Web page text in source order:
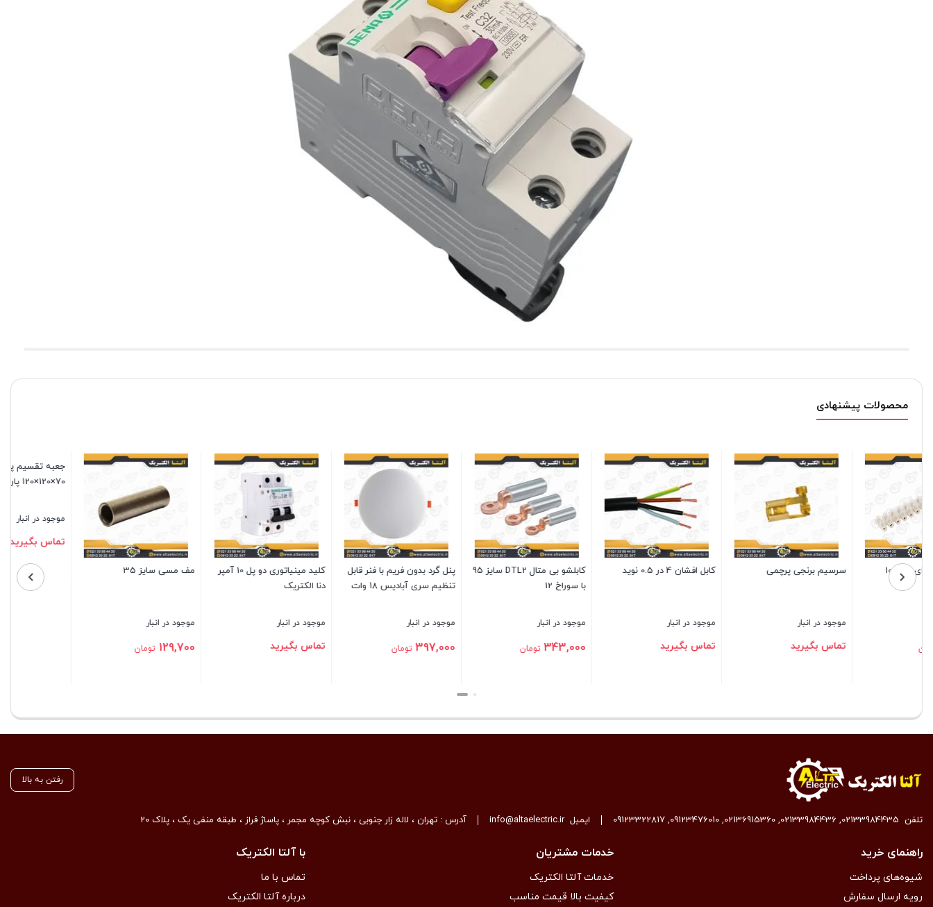
محصولات پیشنهادی
کابلشو بی متال DTL2 سایز 95
با سوراخ 12
پنل گرد بدون فریم با فنر قابل
کلید مینیاتوری دو پل 10 آمپر
مف مسی سایز 35
129,700
جعبه تقسیم پلاستیکی روکار
موجود در انبار
تماس بگیرید
بستن
وایرشو ده برنجی
موجود در انبار
200,000 تومان
سرسیم فیشی مادگی فشنگی
موجود در انبار
495,000 تومان
رفتن به بالا
تلفن 02133984435
,
02133984436
,
02136915360
,
09123476010
,
09123322817 ایمیلinfo@altaelectric.ir آدرس : تهران ، لاله زار جنوبی ، نبش کوچه مجمر ، پاساژ فراز ، طبقه منفی یک ، پلاک 20
راهنمای خرید
شیوه‌های پرداخت
رویه ارسال سفارش
خدمات مشتریان
خدمات آلتا الکتریک
کیفیت بالا قیمت مناسب
با آلتا الکتریک
تماس با ما
درباره آلتا الکتریک